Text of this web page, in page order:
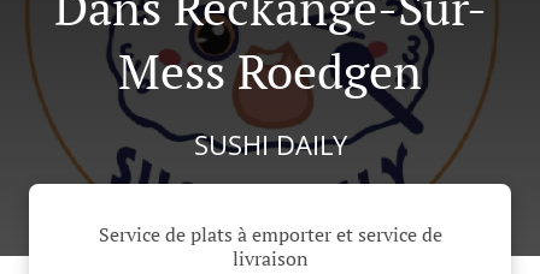
Mess Roedgen
SUSHI DAILY
Service de plats à emporter et service de
livraison